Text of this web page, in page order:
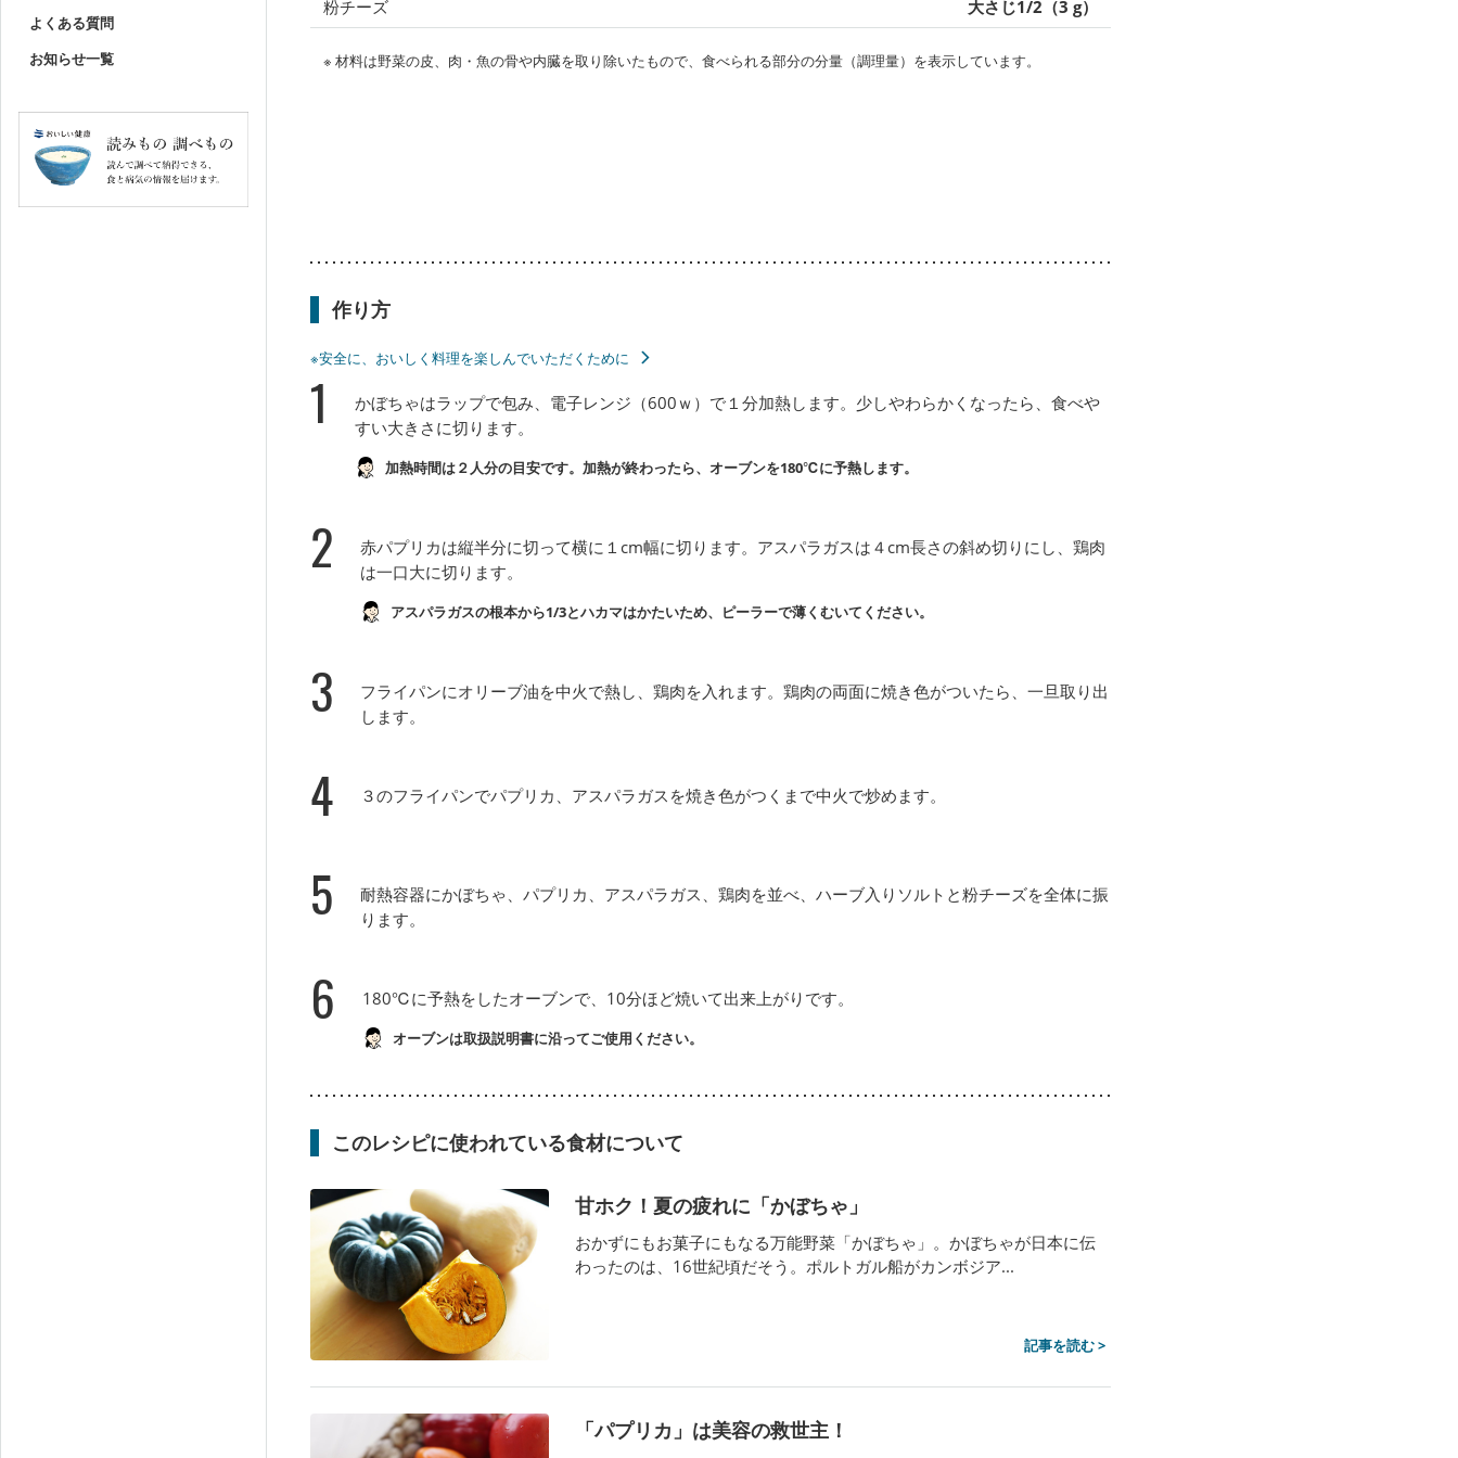
よくある質問
お知らせ一覧
粉チーズ 大さじ1/2（3 g）
※ 材料は野菜の皮、肉・魚の骨や内臓を取り除いたもので、食べられる部分の分量（調理量）を表示しています。
作り方
※安全に、おいしく料理を楽しんでいただくために
1
かぼちゃはラップで包み、電子レンジ（600ｗ）で１分加熱します。少しやわらかくなったら、食べや
すい大きさに切ります。
加熱時間は２人分の目安です。加熱が終わったら、オーブンを180℃に予熱します。
2
赤パプリカは縦半分に切って横に１cm幅に切ります。アスパラガスは４cm長さの斜め切りにし、鶏肉
は一口大に切ります。
アスパラガスの根本から1/3とハカマはかたいため、ピーラーで薄くむいてください。
3
フライパンにオリーブ油を中火で熱し、鶏肉を入れます。鶏肉の両面に焼き色がついたら、一旦取り出
します。
4 ３のフライパンでパプリカ、アスパラガスを焼き色がつくまで中火で炒めます。
5
耐熱容器にかぼちゃ、パプリカ、アスパラガス、鶏肉を並べ、ハーブ入りソルトと粉チーズを全体に振
ります。
6 180℃に予熱をしたオーブンで、10分ほど焼いて出来上がりです。
オーブンは取扱説明書に沿ってご使用ください。
このレシピに使われている食材について
甘ホク！夏の疲れに「かぼちゃ」
おかずにもお菓子にもなる万能野菜「かぼちゃ」。かぼちゃが日本に伝
わったのは、16世紀頃だそう。ポルトガル船がカンボジア...
記事を読む >
「パプリカ」は美容の救世主！